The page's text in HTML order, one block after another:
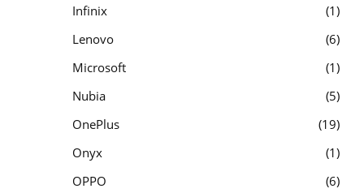
Infinix
1
Lenovo
6
Microsoft
1
Nubia
5
OnePlus
19
Onyx
1
OPPO
6